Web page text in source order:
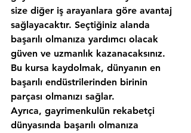
size diğer iş arayanlara göre avantaj
sağlayacaktır. Seçtiğiniz alanda
başarılı olmanıza yardımcı olacak
güven ve uzmanlık kazanacaksınız.
Bu kursa kaydolmak, dünyanın en
başarılı endüstrilerinden birinin
parçası olmanızı sağlar.
Ayrıca, gayrimenkulün rekabetçi
dünyasında başarılı olmanıza